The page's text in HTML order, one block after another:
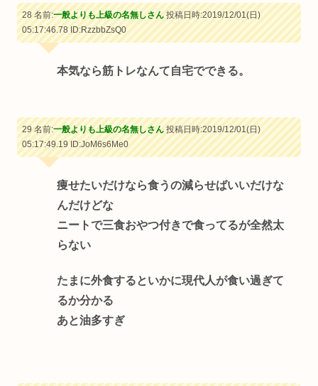
28 名前:一般よりも上級の名無しさん投稿日時:2019/12/01(日)
05:17:46.78ID:RzzbbZsQ0
本気なら筋トレなんて自宅でできる。
29 名前:一般よりも上級の名無しさん投稿日時:2019/12/01(日)
05:17:49.19ID:JoM6s6Me0
痩せたいだけなら食うの減らせばいいだけな
んだけどな
ニートで三食おやつ付きで食ってるが全然太
らない
たまに外食するといかに現代人が食い過ぎて
るか分かる
あと油多すぎ